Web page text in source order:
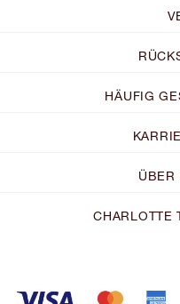
HÄUFIG
ÜBER
CHARLOTTE